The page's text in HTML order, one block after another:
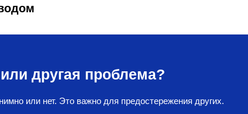
другая проблема?
или нет. Это важно для предостережения других.